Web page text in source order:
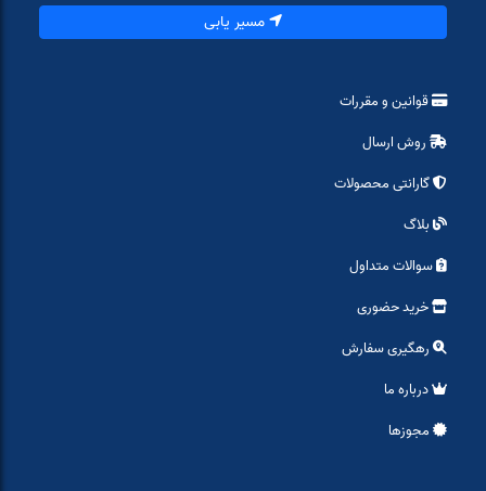
مسیر یابی
قوانین و مقررات
روش ارسال
گارانتی محصولات
بلاگ
سوالات متداول
خرید حضوری
رهگیری سفارش
درباره ما
مجوزها